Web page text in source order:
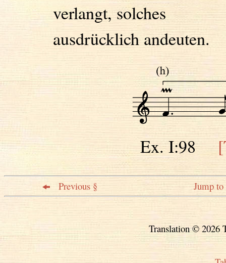
verlangt, solches
ausdrücklich andeuten.
Ex. I:98
Previous § Jump
Translation © 2026